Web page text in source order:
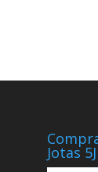
Jotas 5J